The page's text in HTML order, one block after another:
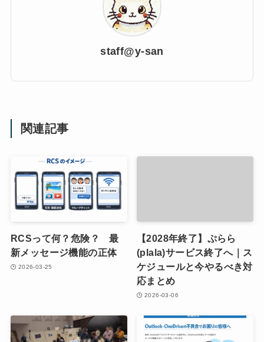
staff@y-san
関連記事
RCSって何？危険？ 最
新メッセージ機能の正体
2026-03-25
【2028年終了】ぷらら
(plala)サービス終了へ｜ス
ケジュールと今やるべき対
応まとめ
2026-03-06